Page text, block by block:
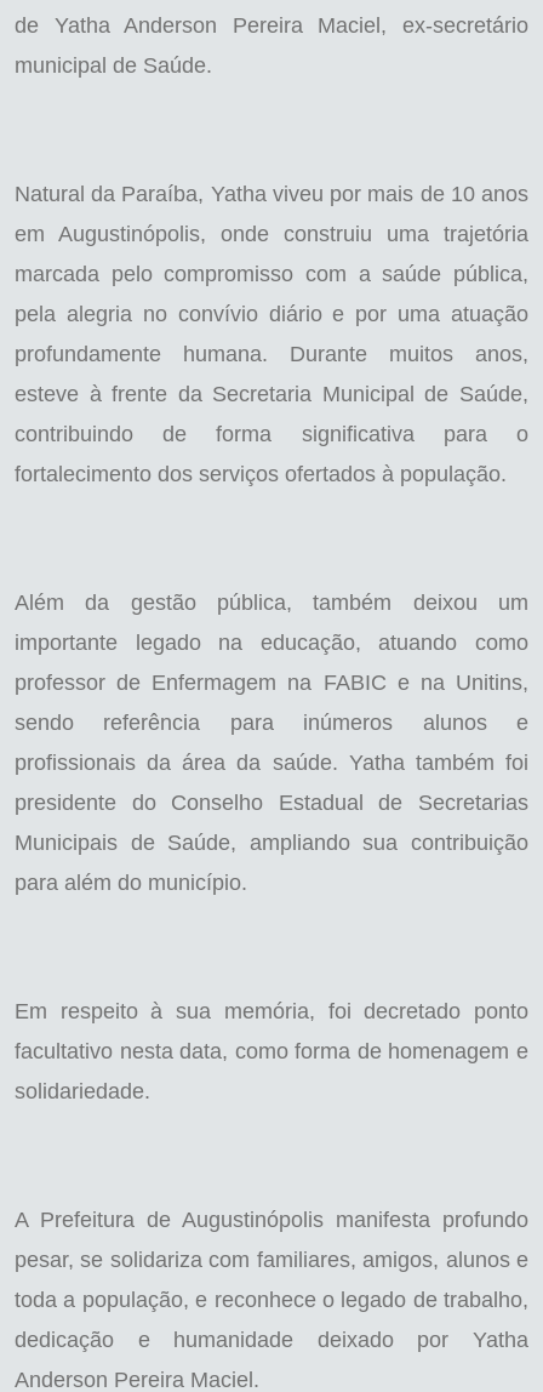
de Yatha Anderson Pereira Maciel, ex-secretário
municipal de Saúde.
Natural da Paraíba, Yatha viveu por mais de 10 anos
em Augustinópolis, onde construiu uma trajetória
marcada pelo compromisso com a saúde pública,
pela alegria no convívio diário e por uma atuação
profundamente humana. Durante muitos anos,
esteve à frente da Secretaria Municipal de Saúde,
contribuindo de forma significativa para o
fortalecimento dos serviços ofertados à população.
Além da gestão pública, também deixou um
importante legado na educação, atuando como
professor de Enfermagem na FABIC e na Unitins,
sendo referência para inúmeros alunos e
profissionais da área da saúde. Yatha também foi
presidente do Conselho Estadual de Secretarias
Municipais de Saúde, ampliando sua contribuição
para além do município.
Em respeito à sua memória, foi decretado ponto
facultativo nesta data, como forma de homenagem e
solidariedade.
A Prefeitura de Augustinópolis manifesta profundo
pesar, se solidariza com familiares, amigos, alunos e
toda a população, e reconhece o legado de trabalho,
dedicação e humanidade deixado por Yatha
Anderson Pereira Maciel.